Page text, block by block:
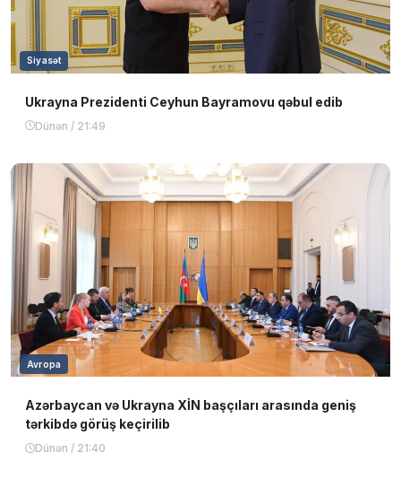
Siyasət
Ukrayna Prezidenti Ceyhun Bayramovu qəbul edib
Dünən / 21:49
Avropa
Azərbaycan və Ukrayna XİN başçıları arasında geniş
tərkibdə görüş keçirilib
Dünən / 21:40